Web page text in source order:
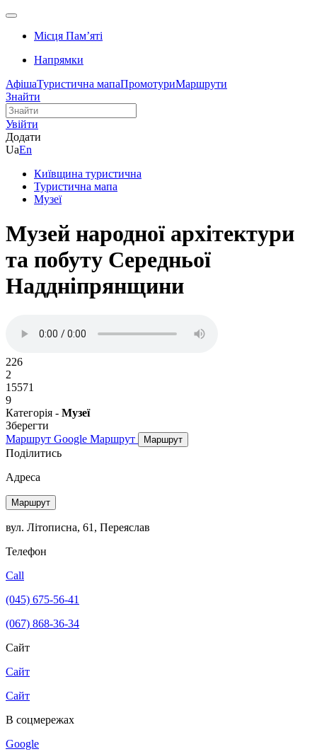
Місця Памʼяті
Напрямки
АфішаТуристична мапаПромотуриМаршрути
Знайти
Увійти
Додати
UaEn
Київщина туристична
Туристична мапа
Музеї
Музей народної архітектури
та побуту Середньої
Наддніпрянщини
226
2
15571
9
Категорія - Музеї
Зберегти
Маршрут Google Маршрут Маршрут
Поділитись
Адреса
Маршрут
вул. Літописна, 61, Переяслав
Телефон
Call
(045) 675-56-41
(067) 868-36-34
Сайт
Сайт
Сайт
В соцмережах
Google